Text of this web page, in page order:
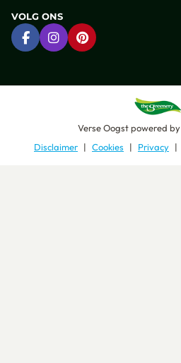
VOLG ONS
Ga naar Facebook
Ga naar Instagram
Ga naar Pinterest
Verse Oogstpowered by
Disclaimer
Cookies Privacy